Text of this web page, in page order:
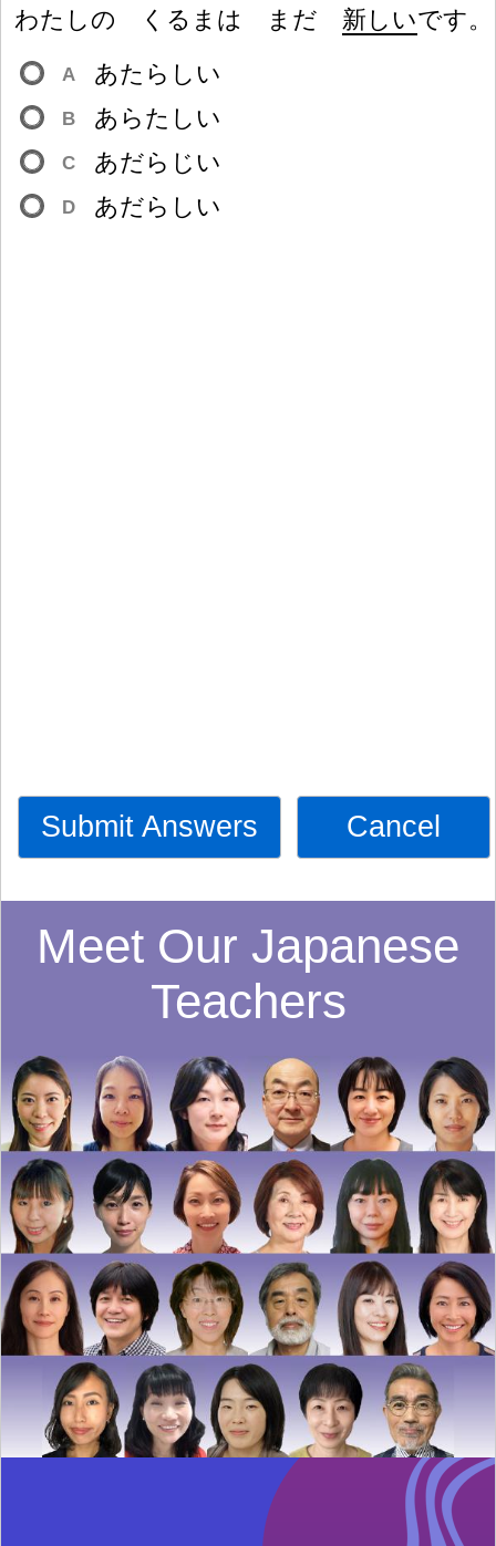
わたしの くるまは まだ 新 しいです。
A あたらしい
B あらたしい
C あだらじい
D あだらしい
Submit Answers Cancel
Meet Our Japanese
Teachers